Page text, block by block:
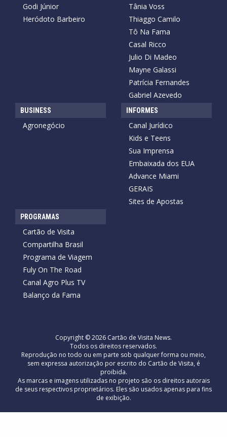
Godi Júnior
Heródoto Barbeiro
Tânia Voss
Thiaggo Camilo
Tô Na Fama
Casal Ricco
Julio Di Madeo
Mayne Galassi
Patrícia Fernandes
Gabriel Azevedo
BUSINESS
Agronegócio
INFORMES
Canal Jurídico
Kids e Teens
Sua Imprensa
Embaixada dos EUA
Advance Miami
GERAIS
Sites de Apostas
PROGRAMAS
Cartão de Visita
Compartilha Brasil
Programa de Viagem
Fuly On The Road
Canal Agro Plus TV
Balanço da Fama
Copyright © 2026 Cartão de Visita News.
Todos os direitos reservados.
Reprodução no todo ou em parte sob qualquer forma ou meio,
sem expressa autorização por escrito do Cartão de Visita, é
proibida.
As marcas e imagens utilizadas no projeto são os direitos autorais
de seus respectivos proprietários. Eles são usados ​​apenas para fins
de exibição.